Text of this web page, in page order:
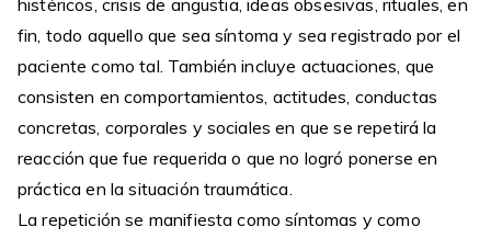
histéricos, crisis de angustia, ideas obsesivas, rituales, en
fin, todo aquello que sea síntoma y sea registrado por el
paciente como tal. También incluye actuaciones, que
consisten en comportamientos, actitudes, conductas
concretas, corporales y sociales en que se repetirá la
reacción que fue requerida o que no logró ponerse en
práctica en la situación traumática.
La repetición se manifiesta como síntomas y como